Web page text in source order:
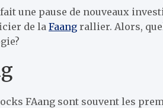
une pause de nouveaux
de la Faang rallier. Alors,
FAang sont souvent les